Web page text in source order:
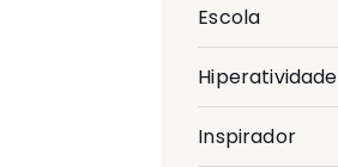
Escola
Hiperatividade
Inspirador